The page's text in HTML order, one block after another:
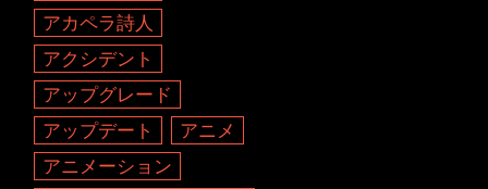
アカペラ詩人
アクシデント
アップグレード
アップデート
アニメ
アニメーション